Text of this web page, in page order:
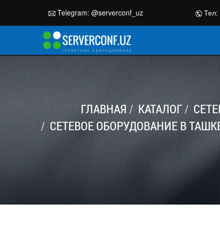
Telegram: @serverconf_uz Тел:
ГЛАВНАЯ КАТАЛОГ
СЕТЕВОЕ ОБОРУДОВАНИЕ В